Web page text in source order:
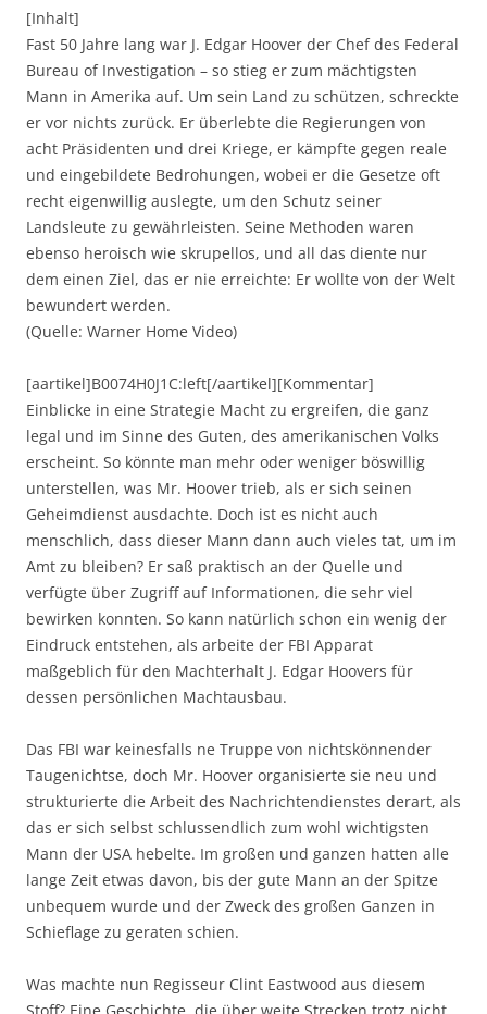
[Inhalt]
Fast 50 Jahre lang war J. Edgar Hoover der Chef des Federal
Bureau of Investigation – so stieg er zum mächtigsten
Mann in Amerika auf. Um sein Land zu schützen, schreckte
er vor nichts zurück. Er überlebte die Regierungen von
acht Präsidenten und drei Kriege, er kämpfte gegen reale
und eingebildete Bedrohungen, wobei er die Gesetze oft
recht eigenwillig auslegte, um den Schutz seiner
Landsleute zu gewährleisten. Seine Methoden waren
ebenso heroisch wie skrupellos, und all das diente nur
dem einen Ziel, das er nie erreichte: Er wollte von der Welt
bewundert werden.
(Quelle: Warner Home Video)
[aartikel]B0074H0J1C:left[/aartikel][Kommentar]
Einblicke in eine Strategie Macht zu ergreifen, die ganz
legal und im Sinne des Guten, des amerikanischen Volks
erscheint. So könnte man mehr oder weniger böswillig
unterstellen, was Mr. Hoover trieb, als er sich seinen
Geheimdienst ausdachte. Doch ist es nicht auch
menschlich, dass dieser Mann dann auch vieles tat, um im
Amt zu bleiben? Er saß praktisch an der Quelle und
verfügte über Zugriff auf Informationen, die sehr viel
bewirken konnten. So kann natürlich schon ein wenig der
Eindruck entstehen, als arbeite der FBI Apparat
maßgeblich für den Machterhalt J. Edgar Hoovers für
dessen persönlichen Machtausbau.
Das FBI war keinesfalls ne Truppe von nichtskönnender
Taugenichtse, doch Mr. Hoover organisierte sie neu und
strukturierte die Arbeit des Nachrichtendienstes derart, als
das er sich selbst schlussendlich zum wohl wichtigsten
Mann der USA hebelte. Im großen und ganzen hatten alle
lange Zeit etwas davon, bis der gute Mann an der Spitze
unbequem wurde und der Zweck des großen Ganzen in
Schieflage zu geraten schien.
Was machte nun Regisseur Clint Eastwood aus diesem